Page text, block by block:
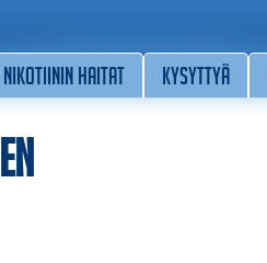
Nikotiinin haitat Kysyttyä